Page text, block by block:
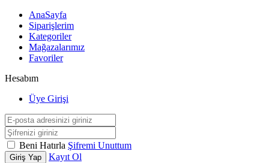
AnaSayfa
Siparişlerim
Kategoriler
Mağazalarımız
Favoriler
Hesabım
Üye Girişi
Beni Hatırla Şifremi Unuttum
Giriş Yap
Kayıt Ol